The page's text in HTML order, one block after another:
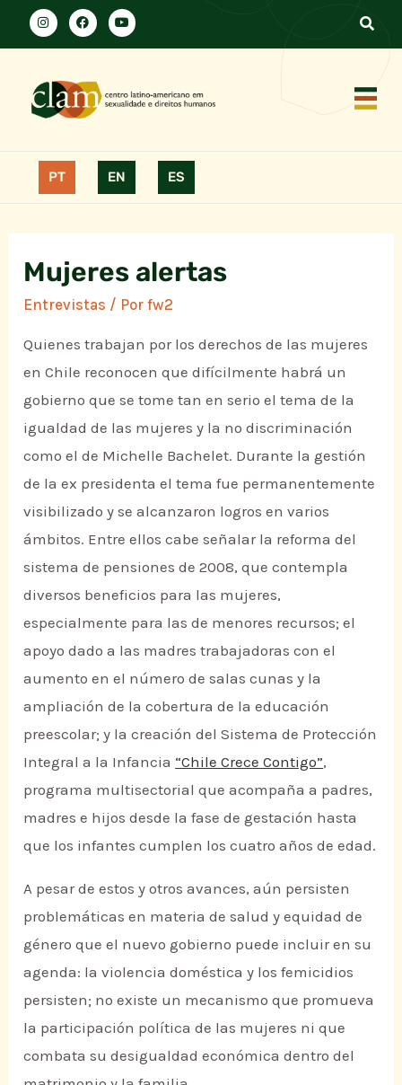
PT EN ES
Mujeres alertas
Entrevistas / Porfw2
Quienes trabajan por los derechos de las mujeres
en Chile reconocen que difícilmente habrá un
gobierno que se tome tan en serio el tema de la
igualdad de las mujeres y la no discriminación
como el de Michelle Bachelet. Durante la gestión
de la ex presidenta el tema fue permanentemente
visibilizado y se alcanzaron logros en varios
ámbitos. Entre ellos cabe señalar la reforma del
sistema de pensiones de 2008, que contempla
diversos beneficios para las mujeres,
especialmente para las de menores recursos; el
apoyo dado a las madres trabajadoras con el
aumento en el número de salas cunas y la
ampliación de la cobertura de la educación
preescolar; y la creación del Sistema de Protección
Integral a la Infancia “Chile Crece Contigo”,
programa multisectorial que acompaña a padres,
madres e hijos desde la fase de gestación hasta
que los infantes cumplen los cuatro años de edad.
A pesar de estos y otros avances, aún persisten
problemáticas en materia de salud y equidad de
género que el nuevo gobierno puede incluir en su
agenda: la violencia doméstica y los femicidios
persisten; no existe un mecanismo que promueva
la participación política de las mujeres ni que
combata su desigualdad económica dentro del